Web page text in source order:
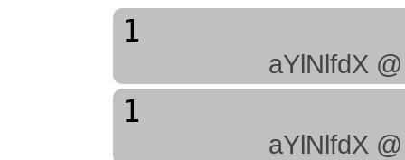
1
aYlNlfdX
1
aYlNlfdX